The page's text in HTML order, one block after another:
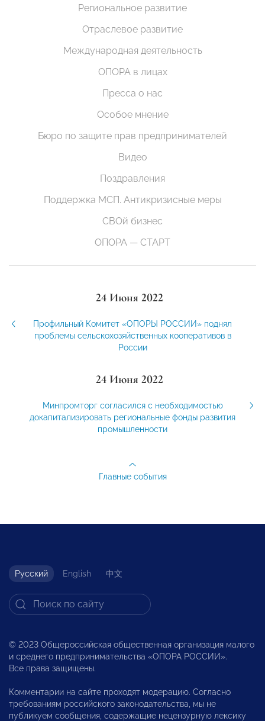
Региональное развитие
Отраслевое развитие
Международная деятельность
ОПОРА в лицах
Пресса о нас
Особое мнение
Бюро по защите прав предпринимателей
Видео
Поздравления
Поддержка МСП. Антикризисные меры
СВОй бизнес
ОПОРА — СТАРТ
24 Июня 2022
Профильный Комитет «ОПОРЫ РОССИИ» поднял
проблемы сельскохозяйственных кооперативов в
России
24 Июня 2022
Минпромторг согласился с необходимостью
докапитализировать региональные фонды развития
промышленности
Главные события
Русский English 中文
© 2023 Общероссийская общественная организация малого
и среднего предпринимательства «ОПОРА РОССИИ».
Все права защищены.
Комментарии на сайте проходят модерацию. Согласно
требованиям российского законодательства, мы не
публикуем сообщения, содержащие нецензурную лексику